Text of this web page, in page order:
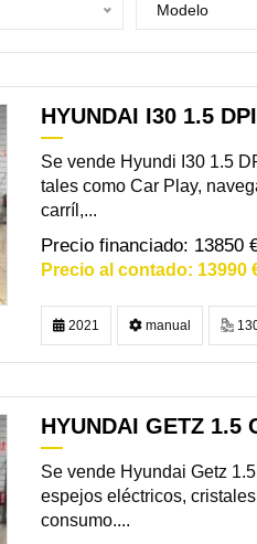
Modelo
HYUNDAI I30 1.5
Se vende Hyundi I30 1.5
tales como Car Play,
carríl,...
13850
13990
2021 manual
HYUNDAI GETZ 1.5
Se vende Hyundai Getz
espejos eléctricos,
consumo....